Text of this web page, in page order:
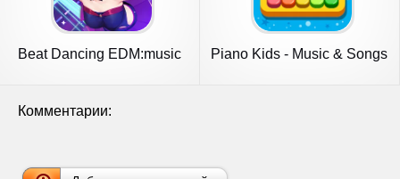
Beat Dancing EDM:music
Piano Kids - Music & Songs
Комментарии: